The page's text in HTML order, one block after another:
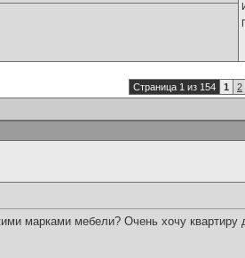
Страница 1 из 154 1 2
марками мебели? Очень хочу